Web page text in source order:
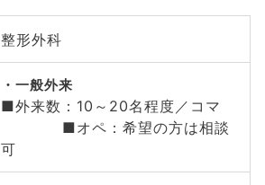
整形外科
一般外来
■外来数：10～20名程度／コマ
■オペ：希望の方は相談
可